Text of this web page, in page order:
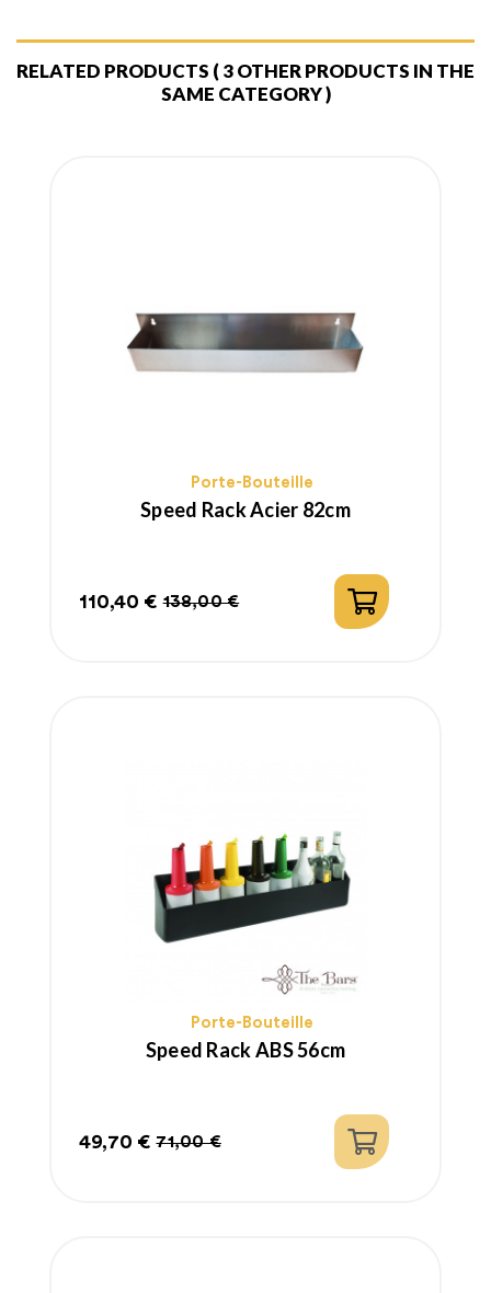
RELATED PRODUCTS ( 3 OTHER PRODUCTS IN THE
SAME CATEGORY )
Porte-Bouteille
Speed Rack Acier 82cm
Prix
110,40 €
Prix
138,00 €
Porte-Bouteille
Speed Rack ABS 56cm
Prix
49,70 €
Prix
71,00 €